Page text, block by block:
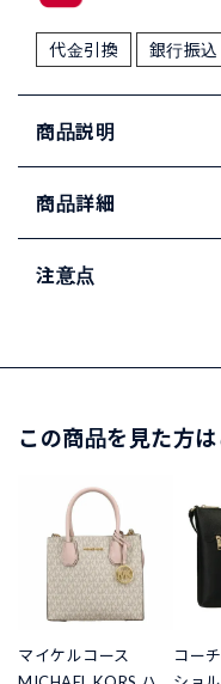
代金引換 銀行振込
商品説明
商品詳細
注意点
この商品を見た方
マイケルコース
コー